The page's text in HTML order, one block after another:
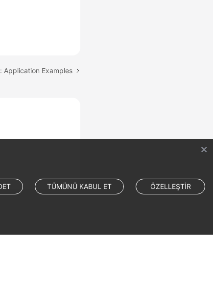
Application Examples
TÜMÜNÜ KABUL ET ÖZELLEŞTİR